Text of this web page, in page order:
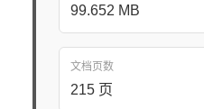
99.652 MB
文档页数
215 页